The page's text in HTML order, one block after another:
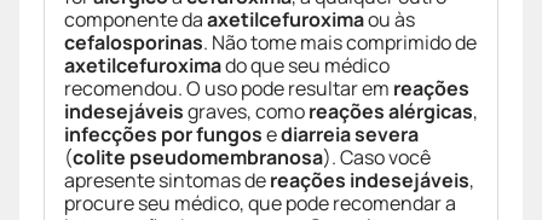
componente daaxetilcefuroximaou às
cefalosporinas. Não tome mais comprimido de
axetilcefuroximado que seu médico
recomendou. O uso pode resultar em reações
indesejáveisgraves, comoreações alérgicas,
infecções por fungosediarreia severa
(colite pseudomembranosa). Caso você
apresente sintomas dereações indesejáveis,
procure seu médico, que pode recomendar a